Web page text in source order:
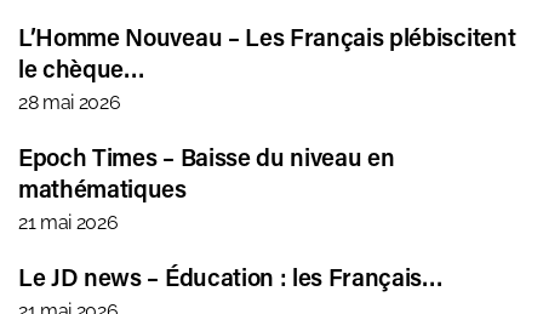
L’Homme Nouveau – Les Français plébiscitent
le chèque…
28 mai 2026
Epoch Times – Baisse du niveau en
mathématiques
21 mai 2026
Le JD news – Éducation : les Français…